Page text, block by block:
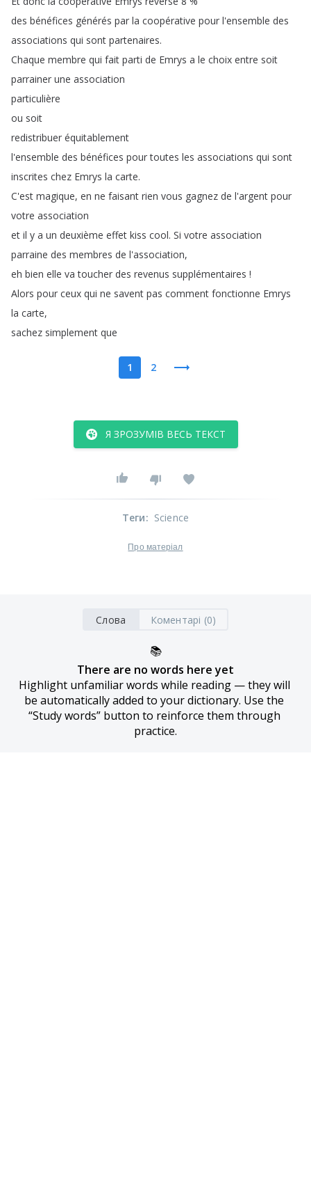
des bénéfices générés par la coopérative pour l'ensemble des
associations qui sont partenaires.
Chaque membre qui fait parti de Emrys a le choix entre soit
parrainer une association
particulière
ou soit
redistribuer équitablement
l'ensemble des bénéfices pour toutes les associations qui sont
inscrites chez Emrys la carte.
C'est magique, en ne faisant rien vous gagnez de l'argent pour
votre association
et il y a un deuxième effet kiss cool. Si votre association
parraine des membres de l'association,
eh bien elle va toucher des revenus supplémentaires !
Alors pour ceux qui ne savent pas comment fonctionne Emrys
la carte,
sachez simplement que
1 2
Я ЗРОЗУМІВ ВЕСЬ ТЕКСТ
Теги: Science
Про матеріал
Слова Коментарі (0)
📚
There are no words here yet
Highlight unfamiliar words while reading — they will
be automatically added to your dictionary. Use the
“Study words” button to reinforce them through
practice.